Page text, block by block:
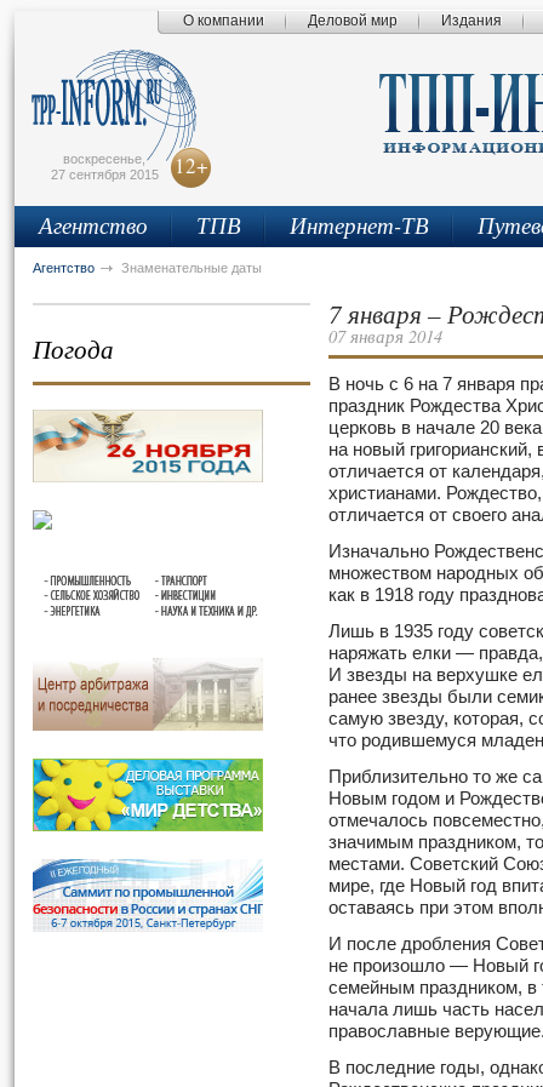
О компании Деловой мир Издания
воскресенье,
27 сентября 2015
12+
Агентство ТПВ Интернет-ТВ
Агентство Знаменательные даты
Погода
7 января –
07 января 2014
В ночь с 6 на 7 января
праздник Рождества
церковь в начале 20
на новый
отличается от
христианами.
отличается от своего
Изначально
множеством народных
как в 1918 году
Лишь в 1935 году
наряжать елки —
И звезды на верхушке
ранее звезды были
самую звезду, которая,
что родившемуся
Приблизительно то же
Новым годом и
отмечалось
значимым праздником,
местами. Советский
мире, где Новый год
оставаясь при этом
И после дробления
не произошло — Новый
семейным праздником, в
начала лишь часть
православные
В последние годы,